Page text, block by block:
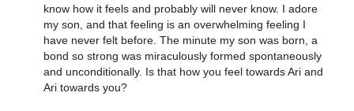
know how it feels and probably will never know. I adore
my son, and that feeling is an overwhelming feeling I
have never felt before. The minute my son was born, a
bond so strong was miraculously formed spontaneously
and unconditionally. Is that how you feel towards Ari and
Ari towards you?